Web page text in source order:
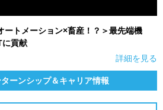
ートメーション×畜産！？＞最先端機
に貢献
詳細を見る
ーンシップ＆キャリア情報